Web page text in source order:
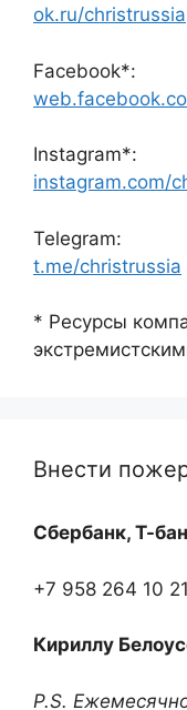
ok.ru/christrussia
Facebook*:
Instagram*:
instagram.com/
Telegram:
t.me/christrussia
* Ресурсы
Внести
Сбербанк, Т-
+7 958 264 10 21
Кириллу
P.S.